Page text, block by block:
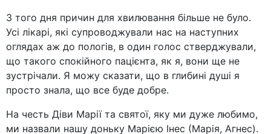
З того дня причин для хвилювання більше не було.
Усі лікарі, які супроводжували нас на наступних
оглядах аж до пологів, в один голос стверджували,
що такого спокійного пацієнта, як я, вони ще не
зустрічали. Я можу сказати, що в глибині душі я
просто знала, що все буде добре.
На честь Діви Марії та святої, яку ми дуже любимо,
ми назвали нашу доньку Марією Інес (Марія, Агнес).